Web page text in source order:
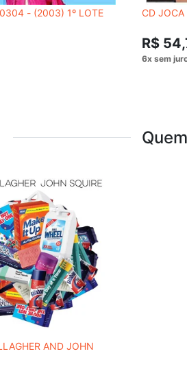
- (2003) 1º LOTE
CD JOCA
R$
AND JOHN